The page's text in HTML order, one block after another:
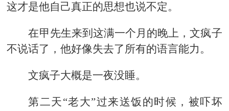
这才是他自己真正的思想也说不定。
在甲先生来到这满一个月的晚上，文疯子
不说话了，他好像失去了所有的语言能力。
文疯子大概是一夜没睡。
第二天“老大”过来送饭的时候，被吓坏